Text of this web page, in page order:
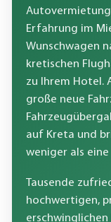
Erfahrung im
Wunschwagen
kretischen
zu Ihrem Hotel.
große neue
auf Kreta und
weniger als
Tausende
hochwertigen,